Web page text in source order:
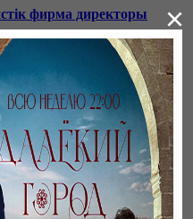
фирма директоры
×